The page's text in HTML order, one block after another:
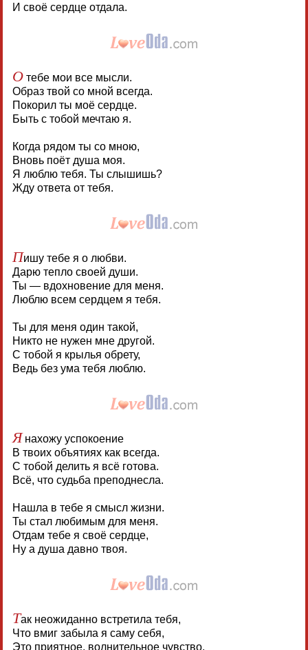
И своё сердце отдала.
Отебе мои все мысли.
Образ твой со мной всегда.
Покорил ты моё сердце.
Быть с тобой мечтаю я.
Когда рядом ты со мною,
Вновь поёт душа моя.
Я люблю тебя. Ты слышишь?
Жду ответа от тебя.
Пишу тебе я о любви.
Дарю тепло своей души.
Ты — вдохновение для меня.
Люблю всем сердцем я тебя.
Ты для меня один такой,
Никто не нужен мне другой.
С тобой я крылья обрету,
Ведь без ума тебя люблю.
Янахожу успокоение
В твоих объятиях как всегда.
С тобой делить я всё готова.
Всё, что судьба преподнесла.
Нашла в тебе я смысл жизни.
Ты стал любимым для меня.
Отдам тебе я своё сердце,
Ну а душа давно твоя.
Так неожиданно встретила тебя,
Что вмиг забыла я саму себя,
Это приятное, волнительное чувство.